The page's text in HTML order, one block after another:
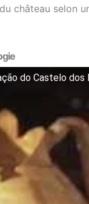
château selon
do Castelo dos